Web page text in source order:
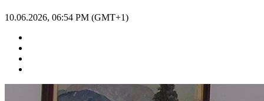
10.06.2026, 06:54 PM (GMT+1)